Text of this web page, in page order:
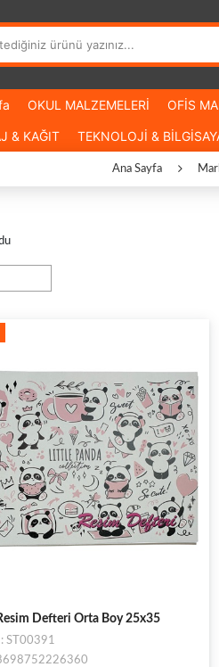
OKUL MALZEMELERİ OFİS
& KAĞIT TEKNOLOJİ &
Ana Sayfa
Defteri Orta Boy 25x35
ST00391